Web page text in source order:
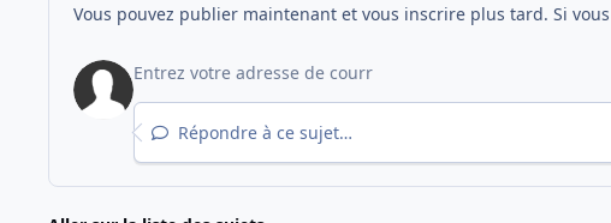
Vous pouvez publier maintenant et vous inscrire plus tard. Si
Répondre à ce sujet…